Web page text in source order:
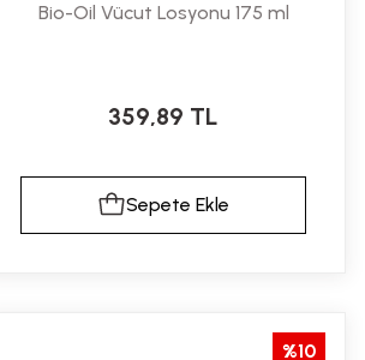
Bio-Oil Vücut Losyonu 175 ml
359,89 TL
Sepete Ekle
%10